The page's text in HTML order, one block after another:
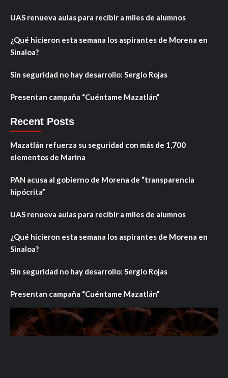
UAS renueva aulas para recibir a miles de alumnos
¿Qué hicieron esta semana los aspirantes de Morena en
Sinaloa?
Sin seguridad no hay desarrollo: Sergio Rojas
Presentan campaña “Cuéntame Mazatlán”
Recent Posts
Mazatlán refuerza su seguridad con más de 1,700
elementos de Marina
PAN acusa al gobierno de Morena de “transparencia
hipócrita”
UAS renueva aulas para recibir a miles de alumnos
¿Qué hicieron esta semana los aspirantes de Morena en
Sinaloa?
Sin seguridad no hay desarrollo: Sergio Rojas
Presentan campaña “Cuéntame Mazatlán”